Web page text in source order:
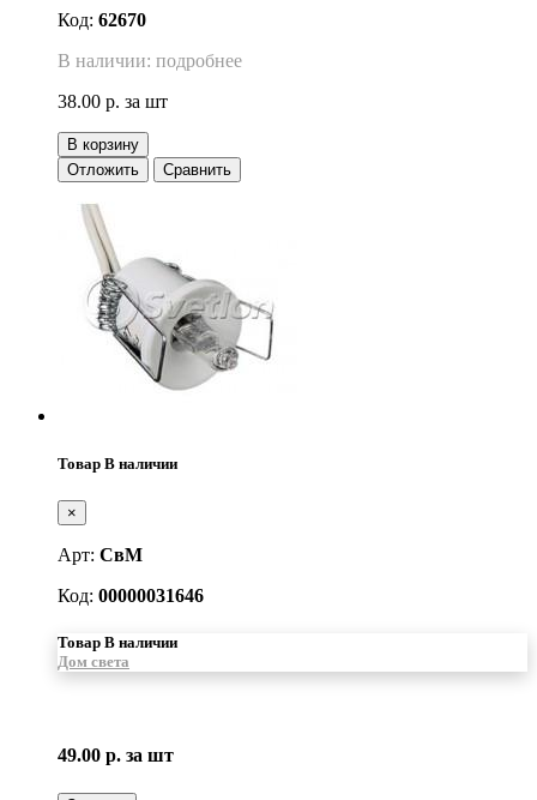
Код: 62670
В наличии: подробнее
38.00 р. за шт
В корзину
Отложить
Сравнить
Товар В наличии
×
Арт: СвМ
Код: 00000031646
Товар В наличии
Дом света
49.00 р. за шт